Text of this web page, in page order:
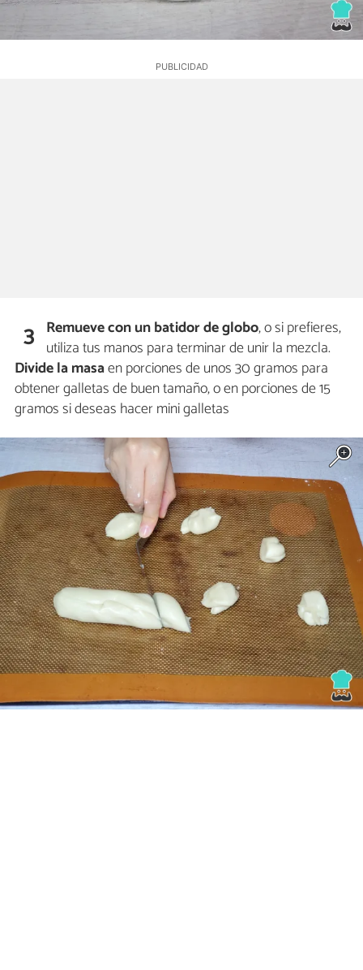
3 Remueve con un batidor de globo, o si prefieres,
utiliza tus manos para terminar de unir la mezcla.
Divide la masaen porciones de unos 30 gramos para
obtener galletas de buen tamaño, o en porciones de 15
gramos si deseas hacer mini galletas